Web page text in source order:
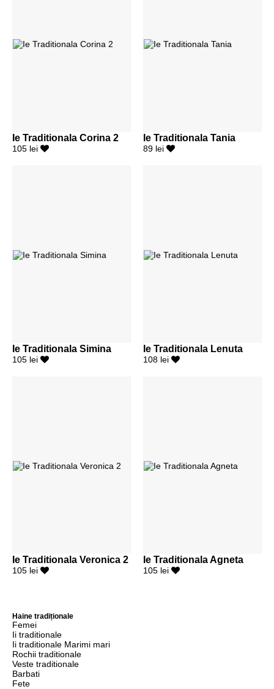
Ie Traditionala Corina 2
105 lei
Ie Traditionala Tania
89 lei
Ie Traditionala Simina
105 lei
Ie Traditionala Lenuta
108 lei
Ie Traditionala Veronica 2
105 lei
Ie Traditionala Agneta
105 lei
Haine tradiționale
Femei
Ii traditionale
Ii traditionale Marimi mari
Rochii traditionale
Veste traditionale
Barbati
Fete